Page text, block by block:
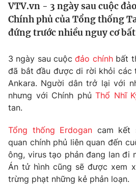
Thế giới
Thế giới đó đây
Câu chuyện quốc tế
Kinh tế
Tài chính
Thị trường
Dữ liệu và đời sống
Phim VTV
Hậu trường
Nhân vật
Giải trí
Điện ảnh
Đời sống
VTV.vn - 3 ngày sau cuộc
Chính phủ của Tổng thống
đứng trước nhiều nguy cơ
3 ngày sau cuộcđảo chínhbất
đã bắt đầu được di rời khỏi các
Ankara. Người dân trở lại với
nhưng với Chính phủ Thổ Nhĩ
tan.
Tổng thống Erdogan cam kết
quan chính phủ liên quan đến
ông, virus tạo phản đang lan đi
Án tử hình cũng sẽ được xem
trừng phạt những kẻ phản loạn.